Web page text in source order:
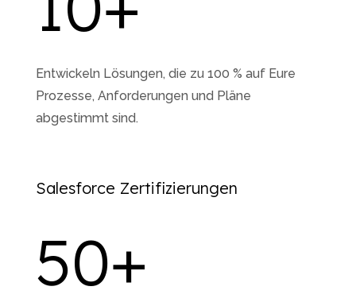
Entwickeln Lösungen, die zu 100 % auf Eure
Prozesse, Anforderungen und Pläne
abgestimmt sind.
Salesforce Zertifizierungen
50+